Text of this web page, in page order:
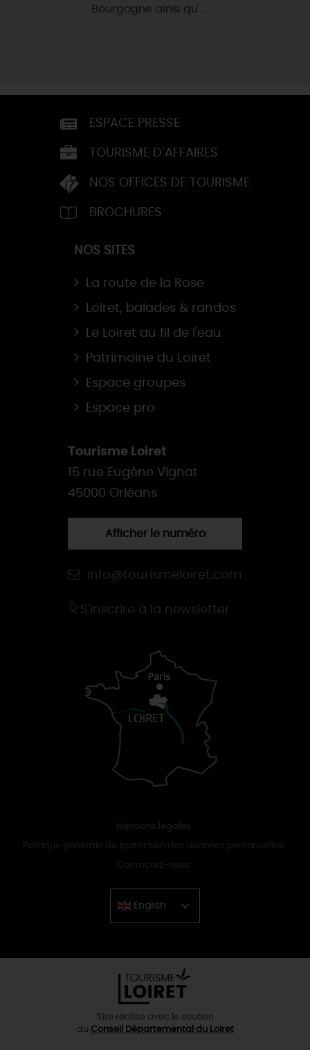
Bourgogne ainsi qu'...
ESPACE PRESSE
TOURISME D’AFFAIRES
NOS OFFICES DE TOURISME
BROCHURES
NOS SITES
La route de la Rose
Loiret, balades & randos
Le Loiret au fil de l'eau
Patrimoine du Loiret
Espace groupes
Espace pro
Tourisme Loiret
15 rue Eugène Vignat
45000 Orléans
Afficher le numéro
info@tourismeloiret.com
S'inscrire à la newsletter
Mentions légales
Politique générale de protection des données personnelles
Contactez-nous
English
Chinese
Site réalisé avec le soutien
du Conseil Départemental du Loiret